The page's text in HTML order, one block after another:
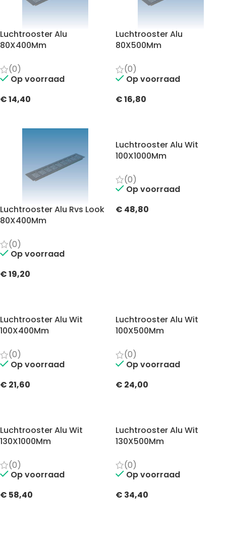
Luchtrooster Alu
80X400Mm
(0)
Op voorraad
€14,40
Luchtrooster Alu
80X500Mm
(0)
Op voorraad
€16,80
Luchtrooster Alu Rvs Look
80X400Mm
(0)
Op voorraad
€19,20
Luchtrooster Alu Wit
100X1000Mm
(0)
Op voorraad
€ 48,80
Luchtrooster Alu Wit
100X400Mm
(0)
Op voorraad
€ 21,60
Luchtrooster Alu Wit
100X500Mm
(0)
Op voorraad
€ 24,00
Luchtrooster Alu Wit
130X1000Mm
(0)
Op voorraad
€ 58,40
Luchtrooster Alu Wit
130X500Mm
(0)
Op voorraad
€ 34,40